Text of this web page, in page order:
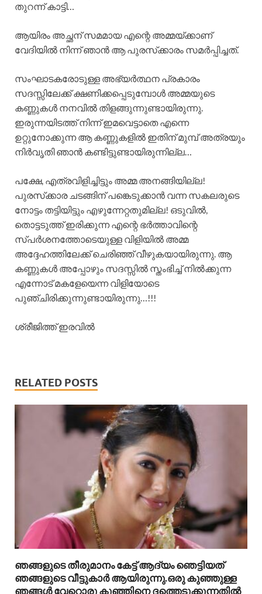
തുറന്ന് കാട്ടി…
ആയിരം അച്ഛന് സമമായ എന്റെ അമ്മയ്ക്കാണ്
വേദിയിൽ നിന്ന് ഞാൻ ആ പുരസ്‌ക്കാരം സമർപ്പിച്ചത്.
സംഘാടകരോടുള്ള അഭ്യർത്ഥന പ്രകാരം
സദസ്സിലേക്ക് ക്ഷണിക്കപ്പെടുമ്പോൾ അമ്മയുടെ
കണ്ണുകൾ നനവിൽ തിളങ്ങുന്നുണ്ടായിരുന്നു.
ഇരുന്നയിടത്ത് നിന്ന് ഇമവെട്ടാതെ എന്നെ
ഉറ്റുനോക്കുന്ന ആ കണ്ണുകളിൽ ഇതിന് മുമ്പ് അത്രയും
നിർവൃതി ഞാൻ കണ്ടിട്ടുണ്ടായിരുന്നില്ല…
പക്ഷേ, എത്രവിളിച്ചിട്ടും അമ്മ അനങ്ങിയില്ല!
പുരസ്‌ക്കാര ചടങ്ങിന് പങ്കെടുക്കാൻ വന്ന സകലരുടെ
നോട്ടം തട്ടിയിട്ടും എഴുന്നേറ്റതുമില്ല! ഒടുവിൽ,
തൊട്ടടുത്ത്‌ ഇരിക്കുന്ന എന്റെ ഭർത്താവിന്റെ
സ്പർശനത്തോടെയുള്ള വിളിയിൽ അമ്മ
അദ്ദേഹത്തിലേക്ക് ചെരിഞ്ഞ് വീഴുകയായിരുന്നു. ആ
കണ്ണുകൾ അപ്പോഴും സദസ്സിൽ സ്തംഭിച്ച് നിൽക്കുന്ന
എന്നോട് മകളേയെന്ന വിളിയോടെ
പുഞ്ചിരിക്കുന്നുണ്ടായിരുന്നു…!!!
ശ്രീജിത്ത് ഇരവിൽ
RELATED POSTS
ഞങ്ങളുടെ തീരുമാനം കേട്ട് ആദ്യം ഞെട്ടിയത്
ഞങ്ങളുടെ വീട്ടുകാർ ആയിരുന്നു.ഒരു കുഞ്ഞുള്ള
ഞങ്ങൾ വേറൊരു കുഞ്ഞിനെ ദത്തെടുക്കുന്നതിൽ